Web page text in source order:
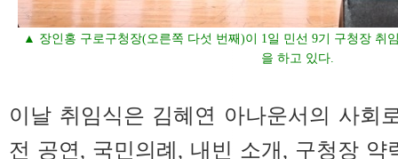
▲ 장인홍 구로구청장(오른쪽 다섯 번째)이 1일 민선 9기 구청장 취
을 하고 있다.
이날 취임식은 김혜연 아나운서의 사회
전 공연, 국민의례, 내빈 소개, 구청장 약